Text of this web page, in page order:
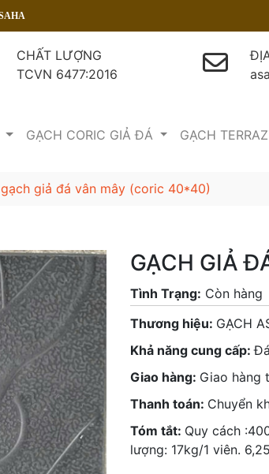
CHẤT LƯỢNG
TCVN 6477:2016
GẠCH CORIC GIẢ ĐÁ GẠCH
gạch giả đá vân mây (coric 40*40)
GẠCH GIẢ
Tình Trạng: Còn hàng
Thương hiệu: GẠCH
Khả năng cung cấp:
Giao hàng: Giao hàng
Thanh toán: Chuyển
Tóm tắt: Quy cách
lượng: 17kg/1 viên.